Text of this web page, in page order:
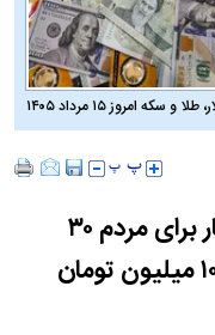
و سکه امروز ۱۵ مرداد ۱۴۰۵
وزیر اقتصاد: رقم طرح ملی اعتبار برای مردم ۳۰
میلیون تومان و برای معلمان ۱۰۰ میلیون تومان